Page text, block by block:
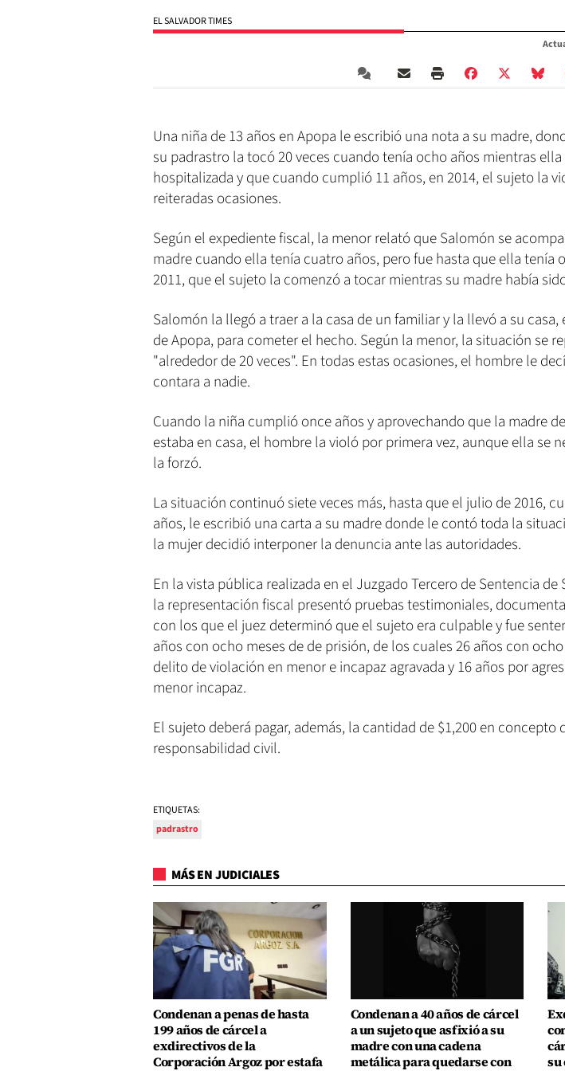
EL SALVADOR TIMES
Una niña de 13 años en Apopa le escribió una nota a su madre,
su padrastro la tocó 20 veces cuando tenía ocho años mientras ella
hospitalizada y que cuando cumplió 11 años, en 2014, el sujeto la
reiteradas ocasiones.
Según el expediente fiscal, la menor relató que Salomón se
madre cuando ella tenía cuatro años, pero fue hasta que ella tenía
2011, que el sujeto la comenzó a tocar mientras su madre había
Salomón la llegó a traer a la casa de un familiar y la llevó a su
de Apopa, para cometer el hecho. Según la menor, la situación se
"alrededor de 20 veces". En todas estas ocasiones, el hombre le
contara a nadie.
Cuando la niña cumplió once años y aprovechando que la madre
estaba en casa, el hombre la violó por primera vez, aunque ella se
la forzó.
La situación continuó siete veces más, hasta que el julio de 2016,
años, le escribió una carta a su madre donde le contó toda la
la mujer decidió interponer la denuncia ante las autoridades.
En la vista pública realizada en el Juzgado Tercero de Sentencia de
la representación fiscal presentó pruebas testimoniales,
con los que el juez determinó que el sujeto era culpable y fue
años con ocho meses de de prisión, de los cuales 26 años con
delito de violación en menor e incapaz agravada y 16 años por
menor incapaz.
El sujeto deberá pagar, además, la cantidad de $1,200 en concepto
responsabilidad civil.
ETIQUETAS:
padrastro
MÁS EN JUDICIALES
Condenan a penas de hasta
199 años de cárcel a
exdirectivos de la
Corporación Argoz por estafa
Condenan a 40 años de cárcel
a un sujeto que asfixió a su
madre con una cadena
metálica para quedarse con
su